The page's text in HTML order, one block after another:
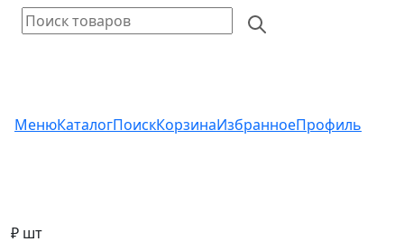
МенюКаталогПоискКорзинаИзбранноеПрофиль
₽ шт